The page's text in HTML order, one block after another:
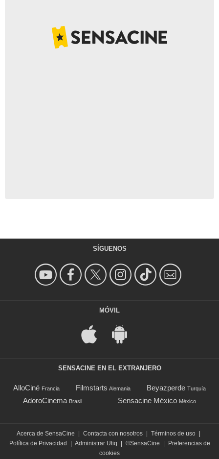
SÍGUENOS
MÓVIL
SENSACINE EN EL EXTRANJERO
AlloCiné Francia Filmstarts Alemania Beyazperde Turquía
AdoroCinema Brasil Sensacine México México
Acerca de SensaCine Contacta con nosotros Términos de uso
Política de Privacidad
Administrar Utiq ©SensaCine
Preferencias de
cookies